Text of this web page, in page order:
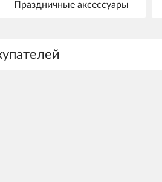
Праздничные аксессуары